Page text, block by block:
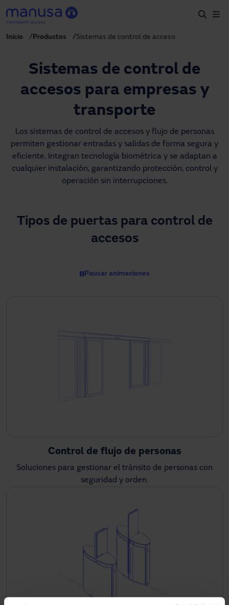
Skip to main content
Productos y sectores
Servicios
Proyectos
Blog
Sobre nosotros
manusa@manusa.com
Inicio Productos Sistemas de control de acceso
Sistemas de control de
accesos para empresas y
transporte
Los sistemas de control de accesos y flujo de personas
permiten gestionar entradas y salidas de forma segura y
eficiente. Integran tecnología biométrica y se adaptan a
cualquier instalación, garantizando protección, control y
operación sin interrupciones.
Tipos de puertas para control de
accesos
Pausar animaciones
Control de flujo de personas
Soluciones para gestionar el tránsito de personas con
seguridad y orden.